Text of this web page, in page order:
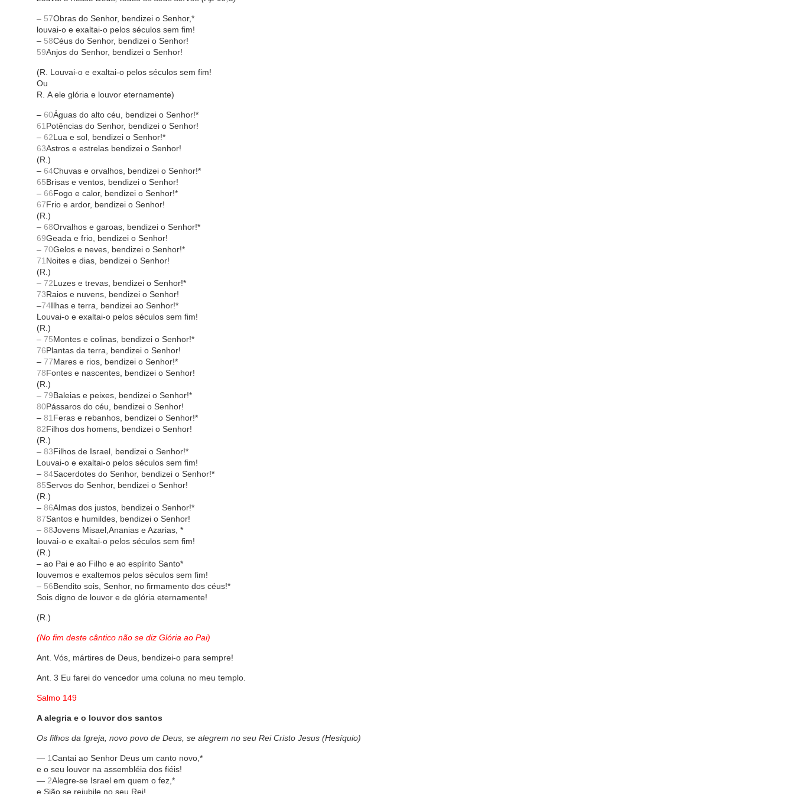
– 57Obras do Senhor, bendizei o Senhor,*
louvai-o e exaltai-o pelos séculos sem fim!
– 58Céus do Senhor, bendizei o Senhor!
59Anjos do Senhor, bendizei o Senhor!
(R. Louvai-o e exaltai-o pelos séculos sem fim!
Ou
R. A ele glória e louvor eternamente)
– 60Águas do alto céu, bendizei o Senhor!*
61 Potências do Senhor, bendizei o Senhor!
– 62Lua e sol, bendizei o Senhor!*
63Astros e estrelas bendizei o Senhor!
(R.)
– 64Chuvas e orvalhos, bendizei o Senhor!*
65Brisas e ventos, bendizei o Senhor!
– 66Fogo e calor, bendizei o Senhor!*
67Frio e ardor, bendizei o Senhor!
(R.)
– 68Orvalhos e garoas, bendizei o Senhor!*
69Geada e frio, bendizei o Senhor!
– 70Gelos e neves, bendizei o Senhor!*
71 Noites e dias, bendizei o Senhor!
(R.)
– 72Luzes e trevas, bendizei o Senhor!*
73Raios e nuvens, bendizei o Senhor!
–74Ilhas e terra, bendizei ao Senhor!*
Louvai-o e exaltai-o pelos séculos sem fim!
(R.)
– 75Montes e colinas, bendizei o Senhor!*
76Plantas da terra, bendizei o Senhor!
– 77Mares e rios, bendizei o Senhor!*
78Fontes e nascentes, bendizei o Senhor!
(R.)
– 79Baleias e peixes, bendizei o Senhor!*
80Pássaros do céu, bendizei o Senhor!
– 81 Feras e rebanhos, bendizei o Senhor!*
82Filhos dos homens, bendizei o Senhor!
(R.)
– 83Filhos de Israel, bendizei o Senhor!*
Louvai-o e exaltai-o pelos séculos sem fim!
– 84Sacerdotes do Senhor, bendizei o Senhor!*
85Servos do Senhor, bendizei o Senhor!
(R.)
– 86Almas dos justos, bendizei o Senhor!*
87Santos e humildes, bendizei o Senhor!
– 88Jovens Misael,Ananias e Azarias, *
louvai-o e exaltai-o pelos séculos sem fim!
(R.)
– ao Pai e ao Filho e ao espírito Santo*
louvemos e exaltemos pelos séculos sem fim!
– 56Bendito sois, Senhor, no firmamento dos céus!*
Sois digno de louvor e de glória eternamente!
(R.)
(No fim deste cântico não se diz Glória ao Pai)
Ant. Vós, mártires de Deus, bendizei-o para sempre!
Ant. 3 Eu farei do vencedor uma coluna no meu templo.
Salmo 149
A alegria e o louvor dos santos
Os filhos da Igreja, novo povo de Deus, se alegrem no seu Rei Cristo Jesus (Hesíquio)
— 1Cantai ao Senhor Deus um canto novo,*
e o seu louvor na assembléia dos fiéis!
— 2Alegre-se Israel em quem o fez,*
e Sião se rejubile no seu Rei!